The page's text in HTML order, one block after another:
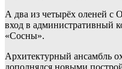
А два из четырёх оленей с
вход в административный
«Сосны».
Архитектурный ансамбль